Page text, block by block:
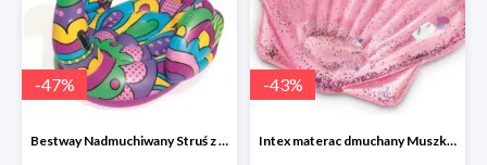
-47%
Bestway Nadmuchiwany Struś z uchwytami -47%
-43%
Intex materac dmuchany Muszka -42%